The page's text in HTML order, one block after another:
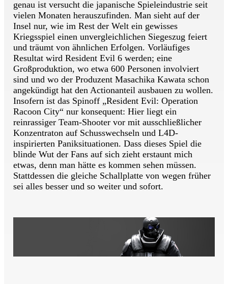
genau ist versucht die japanische Spieleindustrie seit
vielen Monaten herauszufinden. Man sieht auf der
Insel nur, wie im Rest der Welt ein gewisses
Kriegsspiel einen unvergleichlichen Siegeszug feiert
und träumt von ähnlichen Erfolgen. Vorläufiges
Resultat wird Resident Evil 6 werden; eine
Großproduktion, wo etwa 600 Personen involviert
sind und wo der Produzent Masachika Kawata schon
angekündigt hat den Actionanteil ausbauen zu wollen.
Insofern ist das Spinoff „Resident Evil: Operation
Racoon City“ nur konsequent: Hier liegt ein
reinrassiger Team-Shooter vor mit ausschließlicher
Konzentraton auf Schusswechseln und L4D-
inspirierten Paniksituationen. Dass dieses Spiel die
blinde Wut der Fans auf sich zieht erstaunt mich
etwas, denn man hätte es kommen sehen müssen.
Stattdessen die gleiche Schallplatte von wegen früher
sei alles besser und so weiter und sofort.